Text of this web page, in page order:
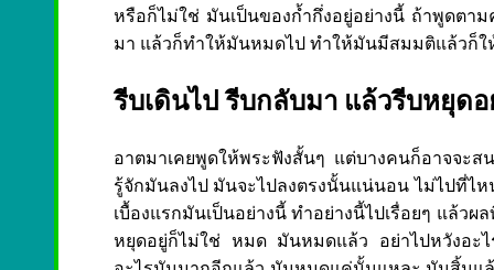
หรือก็ไม่ใช่ มันเป็นของก้ำกึ่งอยู่อย่างนี้ ถ้าพูดตา
มา แล้วก็ทำให้มันหมดไป ทำให้มันมีสมมติแล้วก็
รีบเดินไป รีบกลับมา แล้วรีบหยุดอ
อาตมาเคยพูดให้พระฟังสั้นๆ แต่บางคนก็อาจจะ
รู้จักมันลงไป มันจะไปลงตรงนั้นแน่นอน ไม่ไปที่ไ
เบื้องแรกมันเป็นอย่างนี้ ทำอย่างนี้ไปเรื่อยๆ แล้ว
หยุดอยู่ก็ไม่ใช่ หมด มันหมดแล้ว อย่าไปหวังอ